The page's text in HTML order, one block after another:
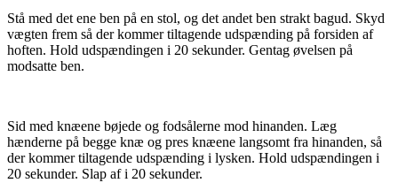
Stå med det ene ben på en stol, og det andet ben strakt bagud. Skyd
vægten frem så der kommer tiltagende udspænding på forsiden af
hoften. Hold udspændingen i 20 sekunder. Gentag øvelsen på
modsatte ben.
Sid med knæene bøjede og fodsålerne mod hinanden. Læg
hænderne på begge knæ og pres knæene langsomt fra hinanden, så
der kommer tiltagende udspænding i lysken. Hold udspændingen i
20 sekunder. Slap af i 20 sekunder.